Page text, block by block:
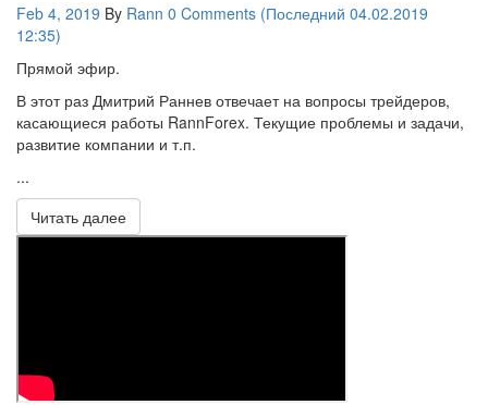
Feb 4, 2019 By Rann 0 Comments (Последний 04.02.2019
12:35)
Прямой эфир.
В этот раз Дмитрий Раннев отвечает на вопросы трейдеров,
касающиеся работы RannForex. Текущие проблемы и задачи,
развитие компании и т.п.
...
Читать далее